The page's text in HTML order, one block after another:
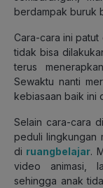
berdampak buruk
Cara-cara ini
tidak bisa
terus
Sewaktu nanti
kebiasaan baik ini
Selain cara-cara
peduli lingkungan
di ruangbelajar.
video animasi,
sehingga anak